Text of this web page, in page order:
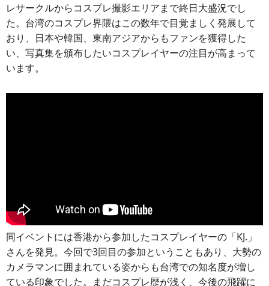
レサークルからコスプレ撮影エリアまで終日大盛況でし
た。台湾のコスプレ界隈はこの数年で目覚ましく発展して
おり、日本や韓国、東南アジアからもファンを獲得した
い、写真集を頒布したいコスプレイヤーの注目が高まって
います。
同イベントには香港から参加したコスプレイヤーの「KJ.」
さんを発見。今回で3回目の参加ということもあり、大勢の
カメラマンに囲まれている姿からも台湾での知名度が増し
ている印象でした。まだコスプレ歴が浅く、今後の飛躍に